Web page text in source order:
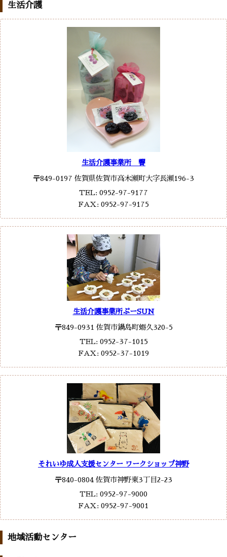
生活介護
生活介護事業所 響
〒849-0197 佐賀県佐賀市高木瀬町大字長瀬196-3
TEL: 0952-97-9177
FAX: 0952-97-9175
生活介護事業所ぷーSUN
〒849-0931 佐賀市鍋島町蛎久320-5
TEL: 0952-37-1015
FAX: 0952-37-1019
それいゆ成人支援センター ワークショップ神野
〒840-0804 佐賀市神野東3丁目2-23
TEL: 0952-97-9000
FAX: 0952-97-9001
地域活動センター